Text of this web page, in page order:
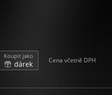
Koupit jako
dárek Cena včetně DPH